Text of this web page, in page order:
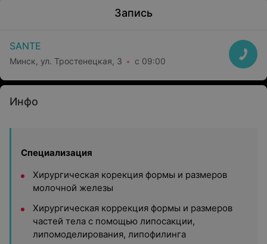
Запись
SANTE
Минск, ул. Тростенецкая, 3 с 09:00
Инфо
Специализация
Хирургическая корекция формы и размеров
молочной железы
Хирургическая коррекция формы и размеров
частей тела с помощью липосакции,
липомоделирования, липофилинга